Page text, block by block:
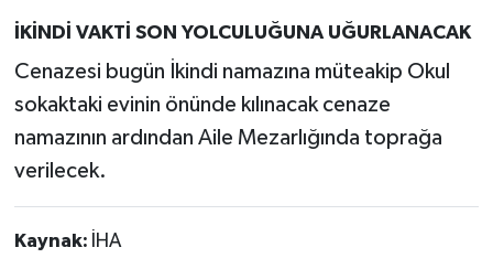
İKİNDİ VAKTİ SON YOLCULUĞUNA UĞURLANACAK
Cenazesi bugün İkindi namazına müteakip Okul
sokaktaki evinin önünde kılınacak cenaze
namazının ardından Aile Mezarlığında toprağa
verilecek.
Kaynak: İHA